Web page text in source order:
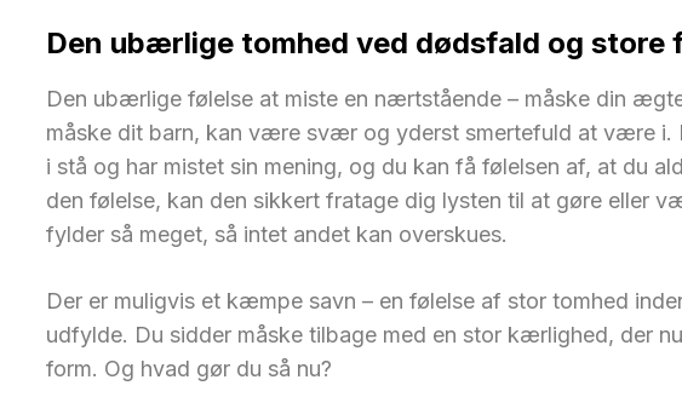
Den ubærlige tomhed ved dødsfald og store
Den ubærlige følelse at miste en nærtstående – måske din
måske dit barn, kan være svær og yderst smertefuld at være i.
i stå og har mistet sin mening, og du kan få følelsen af, at du
den følelse, kan den sikkert fratage dig lysten til at gøre eller
fylder så meget, så intet andet kan overskues.
Der er muligvis et kæmpe savn – en følelse af stor tomhed
udfylde. Du sidder måske tilbage med en stor kærlighed, der
form. Og hvad gør du så nu?